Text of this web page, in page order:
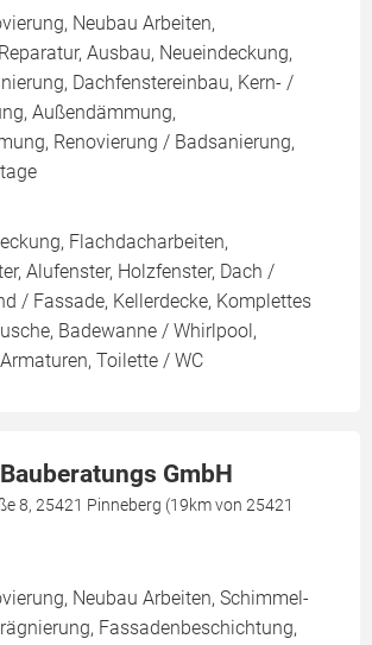
Neubau Arbeiten,
Ausbau, Neueindeckung,
Dachfenstereinbau, Kern- /
Außendämmung,
Renovierung / Badsanierung,
Flachdacharbeiten,
Alufenster, Holzfenster, Dach /
/ Fassade, Kellerdecke, Komplettes
Badewanne / Whirlpool,
Toilette / WC
GmbH
8, 25421 Pinneberg (19km von 25421
Neubau Arbeiten, Schimmel-
Fassadenbeschichtung,